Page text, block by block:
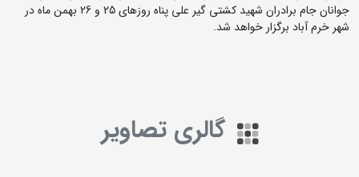
جوانان جام برادران شهید کشتی گیر علی پناه روزهای 25 و 26 بهمن ماه در
شهر خرم آباد برگزار خواهد شد.
گالری تصاویر